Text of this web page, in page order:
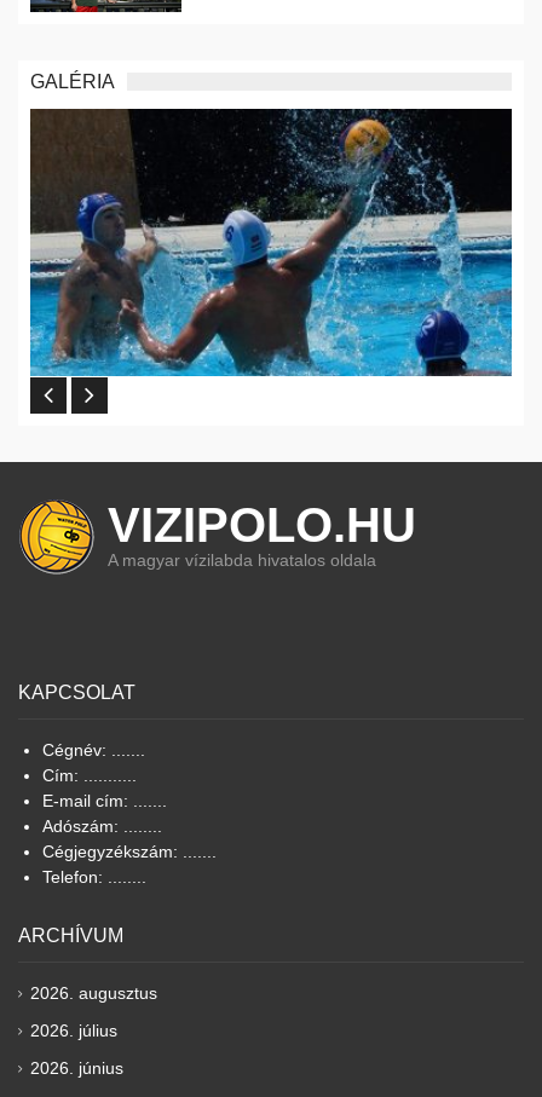
GALÉRIA
VIZIPOLO.HU
A magyar vízilabda hivatalos oldala
KAPCSOLAT
Cégnév: .......
Cím: ...........
E-mail cím: .......
Adószám: ........
Cégjegyzékszám: .......
Telefon: ........
ARCHÍVUM
2026. augusztus
2026. július
2026. június